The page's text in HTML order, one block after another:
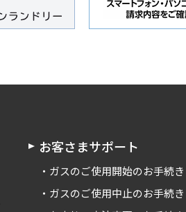
お客さまサポート
ガスのご使用開始のお手続き
ガスのご使用中止のお手続き